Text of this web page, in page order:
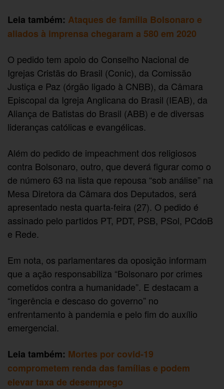
Leia também: Ataques de família Bolsonaro e
aliados à imprensa chegaram a 580 em 2020
O pedido tem apoio do Conselho Nacional de
Igrejas Cristãs do Brasil (Conic), da Comissão
Justiça e Paz (órgão ligado à CNBB), da Câmara
Episcopal da Igreja Anglicana do Brasil (IEAB), da
Aliança de Batistas do Brasil (ABB) e de diversas
lideranças católicas e evangélicas.
Além do pedido de impeachment dos religiosos
contra Bolsonaro, outro, que deverá figurar como o
de número 63 na lista que repousa “sob análise” na
Mesa Diretora da Câmara dos Deputados, será
apresentado nesta quarta-feira (27). O pedido é
assinado pelo partidos PT, PDT, PSB, PSol, PCdoB
e Rede.
Em nota, os parlamentares da oposição informam
que a ação responsabiliza “Bolsonaro por crimes
cometidos contra a humanidade”. E destacam a
“ingerência e descaso do governo” no
enfrentamento à pandemia e pelo fim do auxílio
emergencial.
Leia também: Mortes por covid-19
comprometem renda das famílias e podem
elevar taxa de desemprego